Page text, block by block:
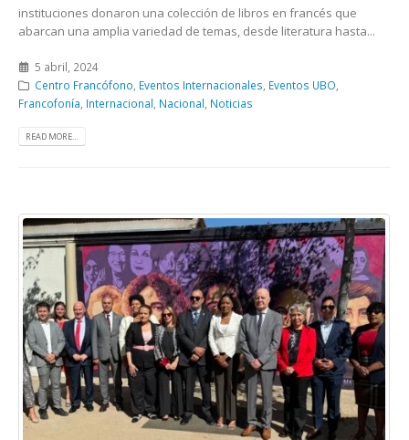
instituciones donaron una colección de libros en francés que
abarcan una amplia variedad de temas, desde literatura hasta...
5 abril, 2024
Centro Francófono Eventos Internacionales Eventos UBO
Francofonía Internacional Nacional Noticias
READ MORE...